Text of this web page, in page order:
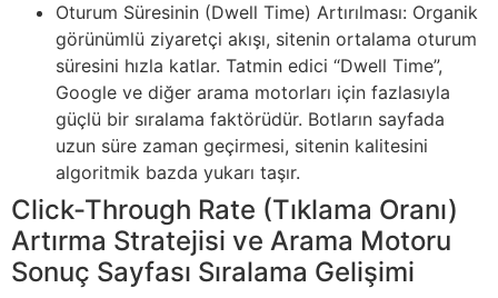
Oturum Süresinin (Dwell Time) Artırılması: Organik
görünümlü ziyaretçi akışı, sitenin ortalama oturum
süresini hızla katlar. Tatmin edici “Dwell Time”,
Google ve diğer arama motorları için fazlasıyla
güçlü bir sıralama faktörüdür. Botların sayfada
uzun süre zaman geçirmesi, sitenin kalitesini
algoritmik bazda yukarı taşır.
Click-Through Rate (Tıklama Oranı)
Artırma Stratejisi ve Arama Motoru
Sonuç Sayfası Sıralama Gelişimi